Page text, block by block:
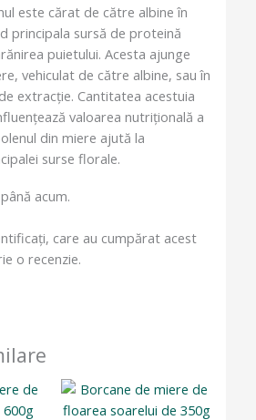
este cărat de către albine în
principala sursă de proteină
puietului. Acesta ajunge
vehiculat de către albine, sau în
extracție. Cantitatea acestuia
valoarea nutrițională a
din miere ajută la
surse florale.
acum.
care au cumpărat acest
o recenzie.
Interval
prețuri:
Acest
produs
Interval
prețuri:
Acest
produs